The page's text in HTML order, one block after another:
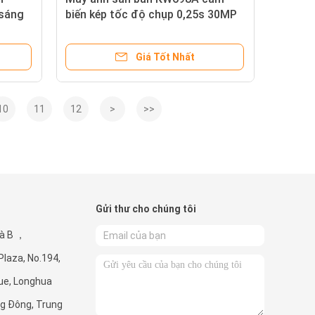
biến kép tốc độ chụp 0,25s 30MP
đêm phạm vi chống nước IP67
camera trinh sátGiá Tốt Nhất
11 12 > >>
B ，
No.194,
Longhua
Đông, Trung
Gửi thư cho chúng tôi